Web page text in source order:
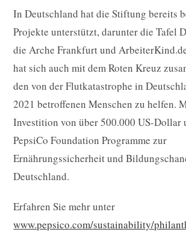
In Deutschland hat die Stiftung bereits
Projekte unterstützt, darunter die Tafel
die Arche Frankfurt und
hat sich auch mit dem Roten Kreuz
den von der Flutkatastrophe in
2021 betroffenen Menschen zu helfen.
Investition von über 500.000 US-Dollar
PepsiCo Foundation Programme zur
Ernährungssicherheit und
Deutschland.
Erfahren Sie mehr unter
www.pepsico.com/sustainability/